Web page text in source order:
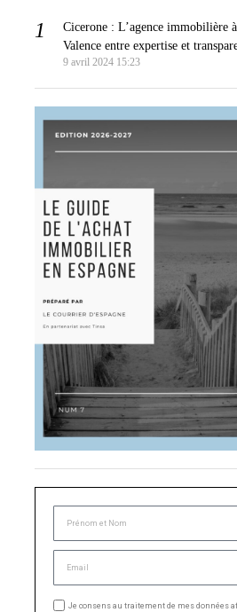
Cicerone : L’agence immobilière à
Valence entre expertise et
9 avril 2024 15:23
Je consens au traitement de mes données